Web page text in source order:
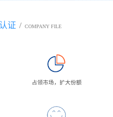
证 / COMPANY FILE
占领市场，扩大份额